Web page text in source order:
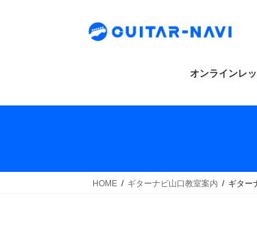
オンラインレ
HOME ギターナビ山口教室案内 ギター